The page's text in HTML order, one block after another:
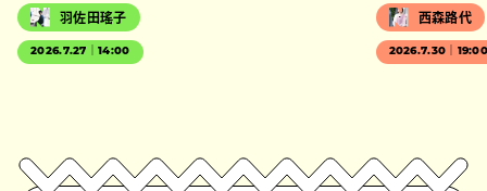
羽佐田瑤子
2026.7.27｜14:00
西森路代
2026.7.30｜